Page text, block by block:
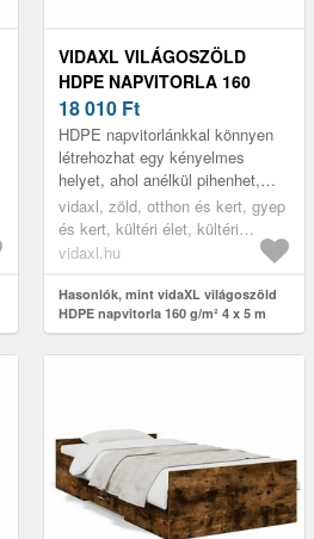
VIDAXL VILÁGOSZÖLD
HDPE NAPVITORLA 160
G/M² 4 X 5 M
18 010 Ft
HDPE napvitorlánkkal könnyen
létrehozhat egy kényelmes
helyet, ahol anélkül pihenhet,
hogy a nap káros UV-sugarainak
ki lenne téve, legyen az a ker...
vidaxl, zöld, otthon és kert, gyep
és kert, kültéri élet, kültéri
napernyők és árnyékolók
vidaxl.hu
Hasonlók, mint vidaXL világoszöld
HDPE napvitorla 160 g/m² 4 x 5 m